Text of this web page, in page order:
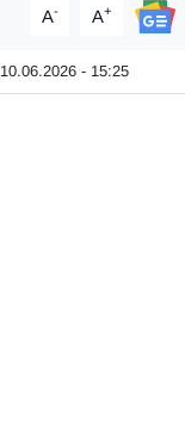
A- A+
10.06.2026 - 15:25